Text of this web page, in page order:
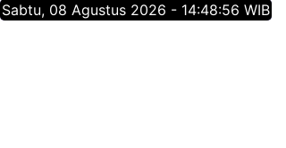
Sabtu, 08 Agustus 2026 - 14:48:57 WIB